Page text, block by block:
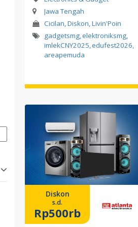
Jawa Tengah
Cicilan, Diskon, Livin'Poin
gadgetsmg,elektroniksmg,
imlekCNY2025,edufest2026,
areapemuda
Diskon
s.d.
Rp500rb